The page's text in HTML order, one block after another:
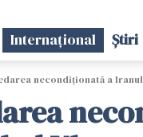
Internațional Știri
necondiționată a